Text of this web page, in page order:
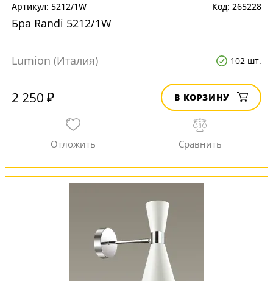
5212/1W 265228
Бра Randi 5212/1W
Lumion (Италия) 102 шт.
2 250 ₽ В КОРЗИНУ